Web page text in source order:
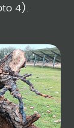
4).